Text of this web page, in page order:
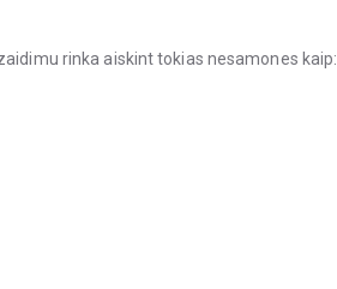
rinka aiskint tokias nesamones kaip: